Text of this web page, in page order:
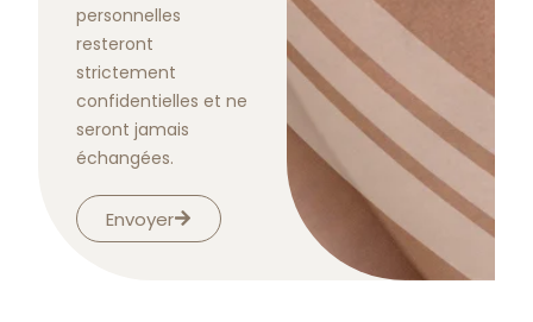
personnelles
resteront
strictement
confidentielles et ne
seront jamais
échangées.
Envoyer